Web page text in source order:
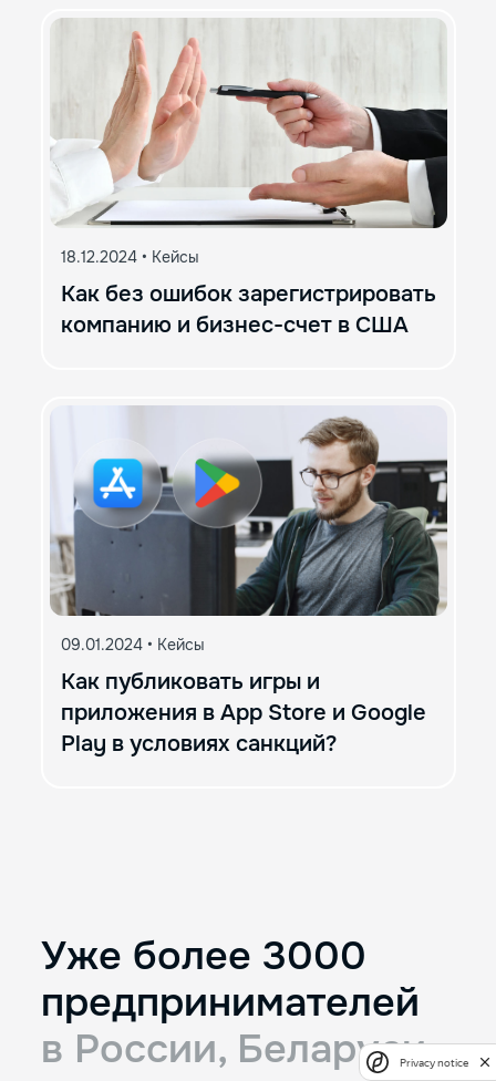
18.12.2024 • Кейсы
Как без ошибок зарегистрировать
компанию и бизнес-счет в США
09.01.2024 • Кейсы
Как публиковать игры и
приложения в App Store и Google
Play в условиях санкций?
Уже более 3000
предпринимателей
в России, БеларусиPrivacy notice